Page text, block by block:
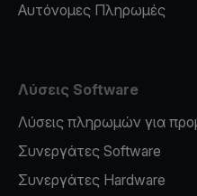
Αυτόνομες Πληρωμές
Λύσεις Software
Λύσεις πληρωμών για
Συνεργάτες Software
Συνεργάτες Hardware